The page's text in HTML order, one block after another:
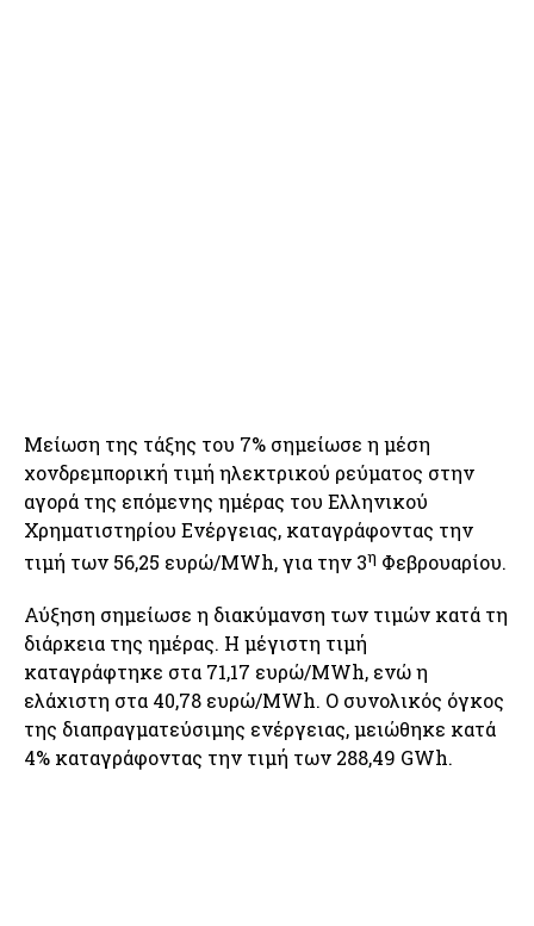
Μείωση της τάξης του 7% σημείωσε η μέση
χονδρεμπορική τιμή ηλεκτρικού ρεύματος στην
αγορά της επόμενης ημέρας του Ελληνικού
Χρηματιστηρίου Ενέργειας, καταγράφοντας την
τιμή των 56,25 ευρώ/MWh, για την 3η Φεβρουαρίου.
Αύξηση σημείωσε η διακύμανση των τιμών κατά τη
διάρκεια της ημέρας. Η μέγιστη τιμή
καταγράφτηκε στα 71,17 ευρώ/MWh, ενώ η
ελάχιστη στα 40,78 ευρώ/MWh. Ο συνολικός όγκος
της διαπραγματεύσιμης ενέργειας, μειώθηκε κατά
4% καταγράφοντας την τιμή των 288,49 GWh.